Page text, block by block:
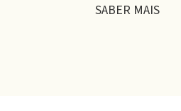
SABER MAIS